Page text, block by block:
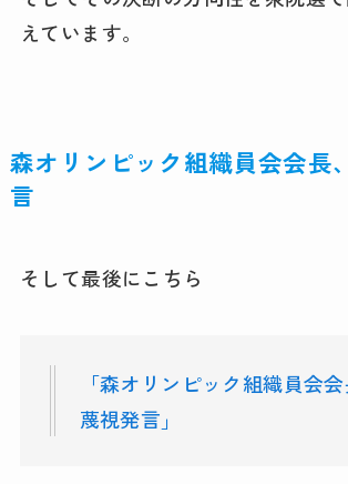
えています。
森オリンピック組織員会会長
言
そして最後にこちら
「森オリンピック組織員会
蔑視発言」